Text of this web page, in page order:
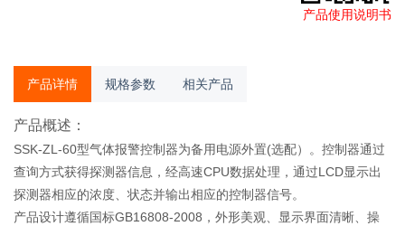
产品使用说明书
产品详情 规格参数 相关产品
产品概述：
SSK-ZL-60型气体报警控制器为备用电源外置(选配）。控制器通过
查询方式获得探测器信息，经高速CPU数据处理，通过LCD显示出
探测器相应的浓度、状态并输出相应的控制器信号。
产品设计遵循国标GB16808-2008，外形美观、显示界面清晰、操